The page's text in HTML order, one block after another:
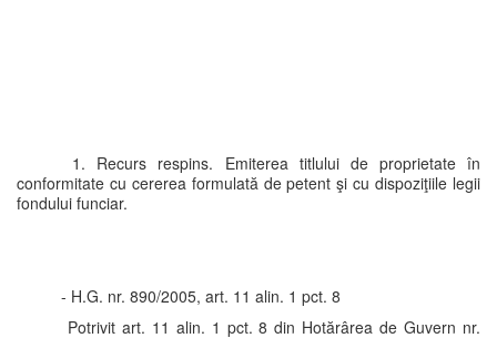
1. Recurs respins. Emiterea titlului de proprietate în
conformitate cu cererea formulată de petent şi cu dispoziţiile legii
fondului funciar.
- H.G. nr. 890/2005, art. 11 alin. 1 pct. 8
Potrivit art. 11 alin. 1 pct. 8 din Hotărârea de Guvern nr.